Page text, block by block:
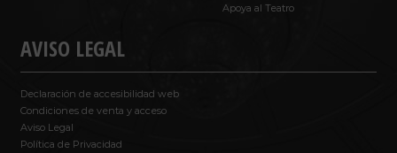
AVISO LEGAL
Declaración de accesibilidad web
Condiciones de venta y acceso
Aviso Legal
Política de Privacidad
Apoya al Teatro